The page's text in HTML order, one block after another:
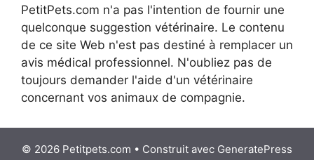
PetitPets.com n'a pas l'intention de fournir une
quelconque suggestion vétérinaire. Le contenu
de ce site Web n'est pas destiné à remplacer un
avis médical professionnel. N'oubliez pas de
toujours demander l'aide d'un vétérinaire
concernant vos animaux de compagnie.
© 2026 Petitpets.com • Construit avec GeneratePress